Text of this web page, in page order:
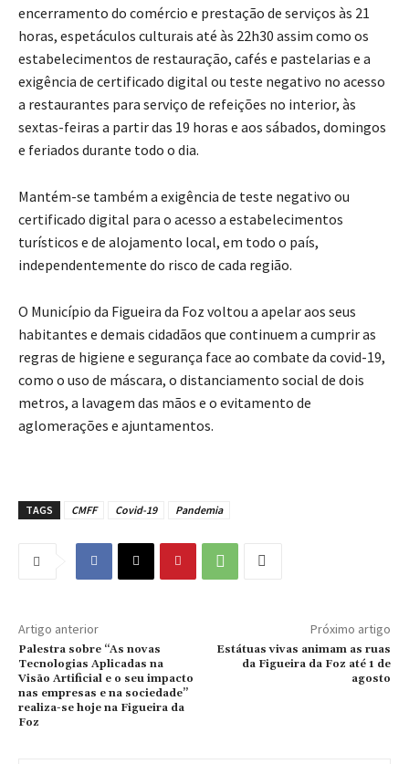
encerramento do comércio e prestação de serviços às 21
horas, espetáculos culturais até às 22h30 assim como os
estabelecimentos de restauração, cafés e pastelarias e a
exigência de certificado digital ou teste negativo no acesso
a restaurantes para serviço de refeições no interior, às
sextas-feiras a partir das 19 horas e aos sábados, domingos
e feriados durante todo o dia.
Mantém-se também a exigência de teste negativo ou
certificado digital para o acesso a estabelecimentos
turísticos e de alojamento local, em todo o país,
independentemente do risco de cada região.
O Município da Figueira da Foz voltou a apelar aos seus
habitantes e demais cidadãos que continuem a cumprir as
regras de higiene e segurança face ao combate da covid-19,
como o uso de máscara, o distanciamento social de dois
metros, a lavagem das mãos e o evitamento de
aglomerações e ajuntamentos.
TAGS CMFF Covid-19 Pandemia
Artigo anterior
Palestra sobre “As novas
Tecnologias Aplicadas na
Visão Artificial e o seu impacto
nas empresas e na sociedade”
realiza-se hoje na Figueira da
Foz
Próximo artigo
Estátuas vivas animam as ruas
da Figueira da Foz até 1 de
agosto